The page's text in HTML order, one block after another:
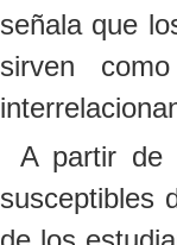
señala que
sirven
A partir de
susceptibles